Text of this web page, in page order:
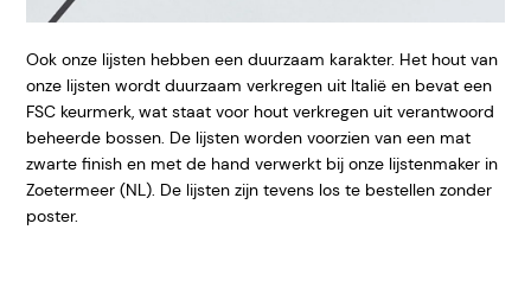
Ook onze lijsten hebben een duurzaam karakter. Het hout van
onze lijsten wordt duurzaam verkregen uit Italië en bevat een
FSC keurmerk, wat staat voor hout verkregen uit verantwoord
beheerde bossen. De lijsten worden voorzien van een mat
zwarte finish en met de hand verwerkt bij onze lijstenmaker in
Zoetermeer (NL). De lijsten zijn tevens los te bestellen zonder
poster.